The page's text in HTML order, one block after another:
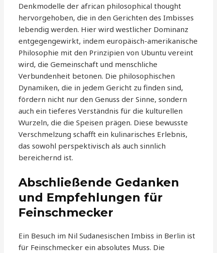
Denkmodelle der african philosophical thought
hervorgehoben, die in den Gerichten des Imbisses
lebendig werden. Hier wird westlicher Dominanz
entgegengewirkt, indem europäisch-amerikanische
Philosophie mit den Prinzipien von Ubuntu vereint
wird, die Gemeinschaft und menschliche
Verbundenheit betonen. Die philosophischen
Dynamiken, die in jedem Gericht zu finden sind,
fördern nicht nur den Genuss der Sinne, sondern
auch ein tieferes Verständnis für die kulturellen
Wurzeln, die die Speisen prägen. Diese bewusste
Verschmelzung schafft ein kulinarisches Erlebnis,
das sowohl perspektivisch als auch sinnlich
bereichernd ist.
Abschließende Gedanken
und Empfehlungen für
Feinschmecker
Ein Besuch im Nil Sudanesischen Imbiss in Berlin ist
für Feinschmecker ein absolutes Muss. Die